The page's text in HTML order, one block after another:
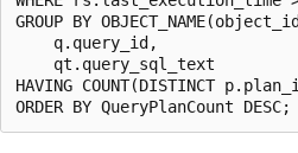
GROUP BY
    q.query_id,
    qt.query_sql_text
HAVING COUNT(DISTINCT